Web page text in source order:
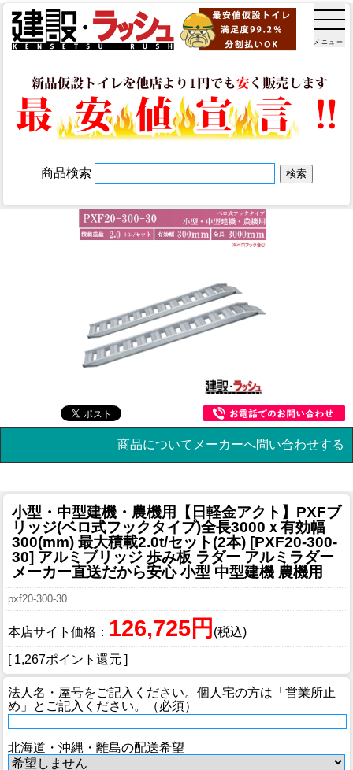
メニュー
商品検索
商品についてメーカーへ問い合わせする
小型・中型建機・農機用
【日軽金アクト】PXFブ
リッジ(ベロ式フックタイプ)全長3000ｘ有効幅
300(mm) 最大積載2.0t/セット(2本) [PXF20-300-
30] アルミブリッジ 歩み板 ラダー アルミラダー
メーカー直送だから安心 小型 中型建機 農機用
pxf20-300-30
本店サイト価格： 126,725円 (税込)
[ 1,267ポイント還元 ]
法人名・屋号をご記入ください。個人宅の方は「営業所止
め」とご記入ください。（必須）
北海道・沖縄・離島の配送希望